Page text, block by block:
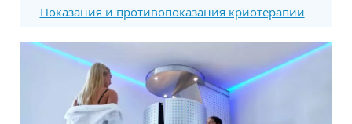
Показания и противопоказания криотерапии